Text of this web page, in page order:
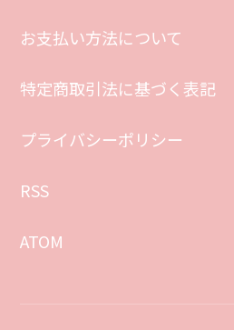
お支払い方法について
特定商取引法に基づく表記
プライバシーポリシー
RSS
ATOM